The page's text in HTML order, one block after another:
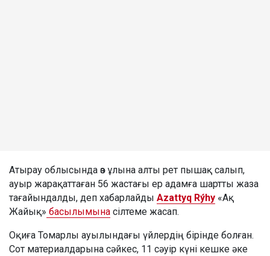
Атырау облысында өз ұлына алты рет пышақ салып,
ауыр жарақаттаған 56 жастағы ер адамға шартты жаза
тағайындалды, деп хабарлайды Azattyq Rýhy «Ақ
Жайық» басылымына сілтеме жасап.
Оқиға Томарлы ауылындағы үйлердің бірінде болған.
Сот материалдарына сәйкес, 11 сәуір күні кешке әке